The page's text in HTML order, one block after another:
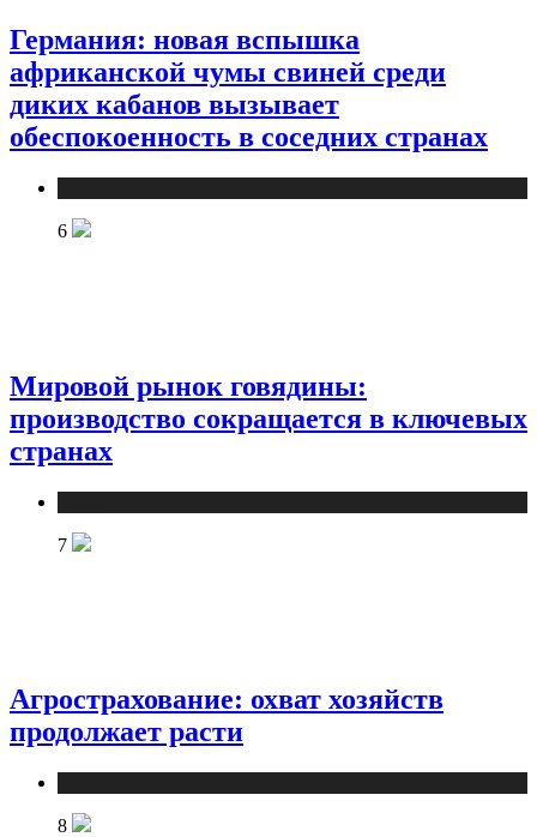
Германия: новая вспышка
африканской чумы свиней среди
диких кабанов вызывает
обеспокоенность в соседних странах
6
Мировой рынок говядины:
производство сокращается в ключевых
странах
7
Агрострахование: охват хозяйств
продолжает расти
8